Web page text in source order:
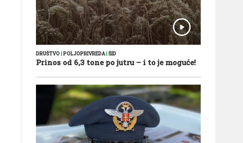
DRUŠTVO|POLJOPRIVREDA|ŠID
Prinos od 6,3 tone po jutru – i to je moguće!